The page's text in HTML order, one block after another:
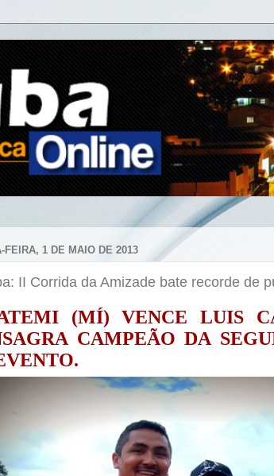
FEIRA, 1 DE MAIO DE 2013
II Corrida da Amizade bate recorde de
(MÍ) VENCE LUIS
CAMPEÃO DA